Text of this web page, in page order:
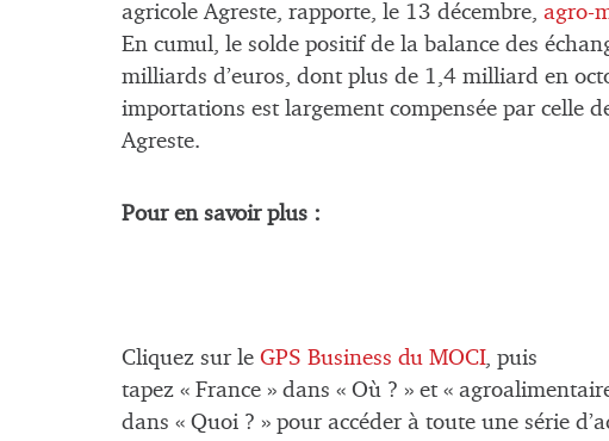
agricole Agreste, rapporte, le 13 décembre, agro-
En cumul, le solde positif de la balance des
milliards d’euros, dont plus de 1,4 milliard en
importations est largement compensée par celle
Agreste.
Pour en savoir plus :
Cliquez sur le GPS Business du MOCI, puis
tapez « France » dans « Où ? » et «
dans « Quoi ? » pour accéder à toute une série